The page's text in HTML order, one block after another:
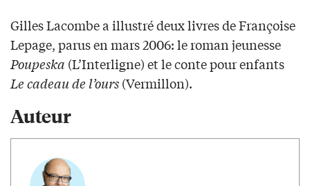
Gilles Lacombe a illustré deux livres de Françoise
Lepage, parus en mars 2006: le roman jeunesse
Poupeska (L’Interligne) et le conte pour enfants
Le cadeau de l’ours(Vermillon).
Auteur